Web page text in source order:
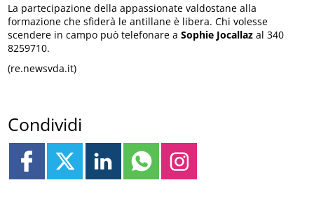
La partecipazione della appassionate valdostane alla
formazione che sfiderà le antillane è libera. Chi volesse
scendere in campo può telefonare aSophie Jocallaz al 340
8259710.
(re.newsvda.it)
Condividi